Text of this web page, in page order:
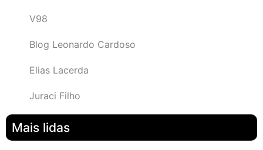
V98
Blog Leonardo Cardoso
Elias Lacerda
Juraci Filho
Mais lidas